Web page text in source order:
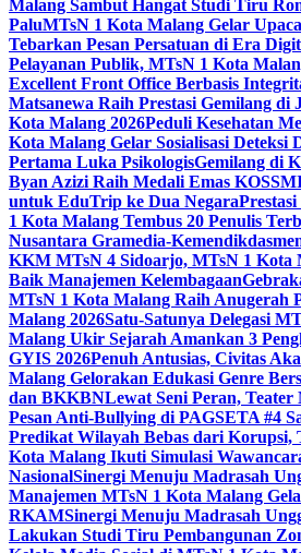
Malang Sambut Hangat Studi Tiru
PaluMTsN 1 Kota Malang Gelar
Tebarkan Pesan Persatuan di Era
Pelayanan Publik, MTsN 1 Kota
Excellent Front Office Berbasis
Matsanewa Raih Prestasi Gemilang di
Kota Malang 2026Peduli Kesehatan
Kota Malang Gelar Sosialisasi Deteksi
Pertama Luka PsikologisGemilang di
Byan Azizi Raih Medali Emas
untuk EduTrip ke Dua Negara
1 Kota Malang Tembus 20 Penulis
Nusantara Gramedia-
KKM MTsN 4 Sidoarjo, MTsN 1 Kota
Baik Manajemen Kelembagaan
MTsN 1 Kota Malang Raih Anugerah
Malang 2026Satu-Satunya Delegasi
Malang Ukir Sejarah Amankan 3
GYIS 2026Penuh Antusias, Civitas
Malang Gelorakan Edukasi Genre
dan BKKBNLewat Seni Peran, Teater
Pesan Anti-Bullying di PAGSETA #4
Predikat Wilayah Bebas dari
Kota Malang Ikuti Simulasi
NasionalSinergi Menuju Madrasah
Manajemen MTsN 1 Kota Malang
RKAMSinergi Menuju Madrasah
Lakukan Studi Tiru Pembangunan